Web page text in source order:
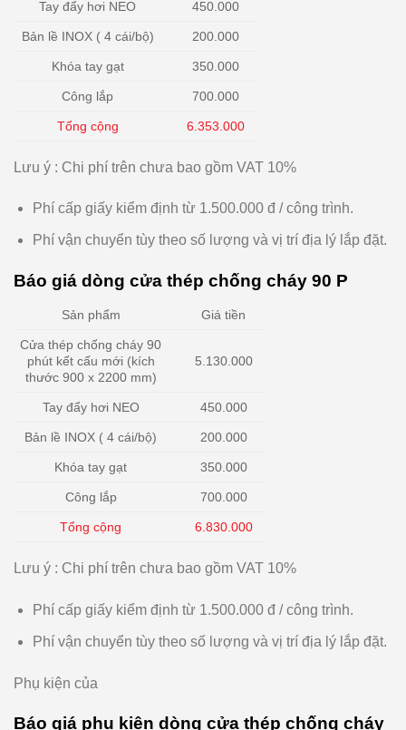
Tay đẩy hơi NEO 450.000
Bản lề INOX ( 4 cái/bộ) 200.000
Khóa tay gạt 350.000
Công lắp 700.000
Tổng cộng 6.353.000
Lưu ý : Chi phí trên chưa bao gồm VAT 10%
Phí cấp giấy kiểm định từ 1.500.000 đ / công trình.
Phí vận chuyển tùy theo số lượng và vị trí địa lý lắp đặt.
Báo giá dòng cửa thép chống cháy 90 P
Sản phẩm Giá tiền
Cửa thép chống cháy 90
phút kết cấu mới (kích
thước 900 x 2200 mm)
5.130.000
Tay đẩy hơi NEO 450.000
Bản lề INOX ( 4 cái/bộ) 200.000
Khóa tay gạt 350.000
Công lắp 700.000
Tổng cộng 6.830.000
Lưu ý : Chi phí trên chưa bao gồm VAT 10%
Phí cấp giấy kiểm định từ 1.500.000 đ / công trình.
Phí vận chuyển tùy theo số lượng và vị trí địa lý lắp đặt.
Phụ kiện của
Báo giá phụ kiện dòng cửa thép chống cháy